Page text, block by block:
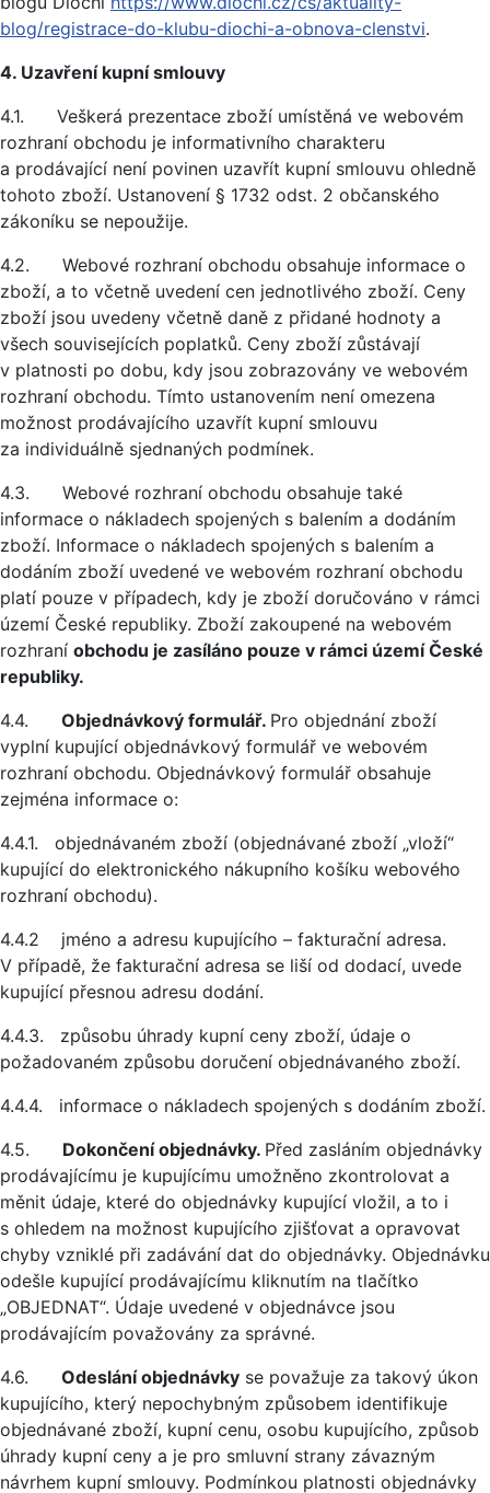
blog/registrace-do-klubu-diochi-a-obnova-clenstvi.
4. Uzavření kupní smlouvy
4.1. Veškerá prezentace zboží umístěná ve webovém
rozhraní obchodu je informativního charakteru
a prodávající není povinen uzavřít kupní smlouvu ohledně
tohoto zboží. Ustanovení § 1732 odst. 2 občanského
zákoníku se nepoužije.
4.2. Webové rozhraní obchodu obsahuje informace o
zboží, a to včetně uvedení cen jednotlivého zboží. Ceny
zboží jsou uvedeny včetně daně z přidané hodnoty a
všech souvisejících poplatků. Ceny zboží zůstávají
v platnosti po dobu, kdy jsou zobrazovány ve webovém
rozhraní obchodu. Tímto ustanovením není omezena
možnost prodávajícího uzavřít kupní smlouvu
za individuálně sjednaných podmínek.
4.3. Webové rozhraní obchodu obsahuje také
informace o nákladech spojených s balením a dodáním
zboží. Informace o nákladech spojených s balením a
dodáním zboží uvedené ve webovém rozhraní obchodu
platí pouze v případech, kdy je zboží doručováno v rámci
území České republiky. Zboží zakoupené na webovém
rozhraní obchodu je zasíláno pouze v rámci území České
republiky.
4.4. Objednávkový formulář. Pro objednání zboží
vyplní kupující objednávkový formulář ve webovém
rozhraní obchodu. Objednávkový formulář obsahuje
zejména informace o:
4.4.1. objednávaném zboží (objednávané zboží „vloží“
kupující do elektronického nákupního košíku webového
rozhraní obchodu).
4.4.2 jméno a adresu kupujícího – fakturační adresa.
V případě, že fakturační adresa se liší od dodací, uvede
kupující přesnou adresu dodání.
4.4.3. způsobu úhrady kupní ceny zboží, údaje o
požadovaném způsobu doručení objednávaného zboží.
4.4.4. informace o nákladech spojených s dodáním zboží.
4.5. Dokončení objednávky. Před zasláním objednávky
prodávajícímu je kupujícímu umožněno zkontrolovat a
měnit údaje, které do objednávky kupující vložil, a to i
s ohledem na možnost kupujícího zjišťovat a opravovat
chyby vzniklé při zadávání dat do objednávky. Objednávku
odešle kupující prodávajícímu kliknutím na tlačítko
„OBJEDNAT“. Údaje uvedené v objednávce jsou
prodávajícím považovány za správné.
4.6. Odeslání objednávky se považuje za takový úkon
kupujícího, který nepochybným způsobem identifikuje
objednávané zboží, kupní cenu, osobu kupujícího, způsob
úhrady kupní ceny a je pro smluvní strany závazným
návrhem kupní smlouvy. Podmínkou platnosti objednávky